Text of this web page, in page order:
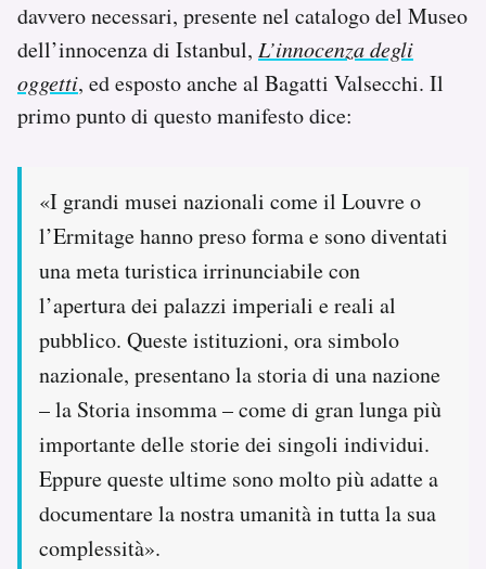
davvero necessari, presente nel catalogo del Museo
dell’innocenza di Istanbul, L’innocenza degli
oggetti, ed esposto anche al Bagatti Valsecchi. Il
primo punto di questo manifesto dice:
«I grandi musei nazionali come il Louvre o
l’Ermitage hanno preso forma e sono diventati
una meta turistica irrinunciabile con
l’apertura dei palazzi imperiali e reali al
pubblico. Queste istituzioni, ora simbolo
nazionale, presentano la storia di una nazione
– la Storia insomma – come di gran lunga più
importante delle storie dei singoli individui.
Eppure queste ultime sono molto più adatte a
documentare la nostra umanità in tutta la sua
complessità».